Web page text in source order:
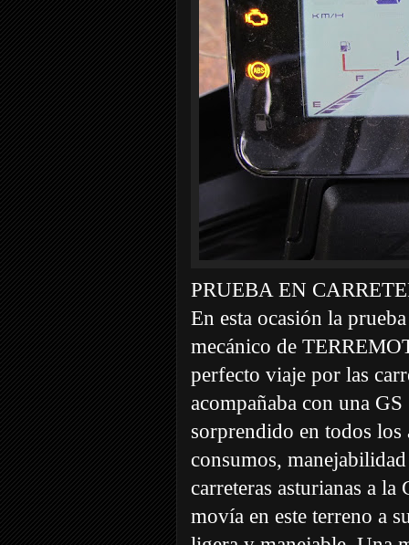
PRUEBA EN
En esta ocasión la
mecánico de
perfecto viaje por las
acompañaba con una
sorprendido en todos
consumos,
carreteras asturianas a la
movía en este terreno a